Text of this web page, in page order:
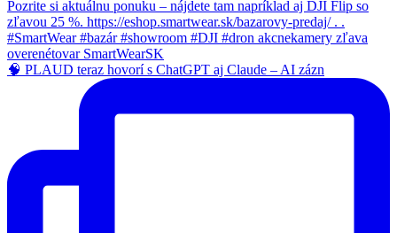
🧠 PLAUD teraz hovorí s ChatGPT aj Claude – AI zázn